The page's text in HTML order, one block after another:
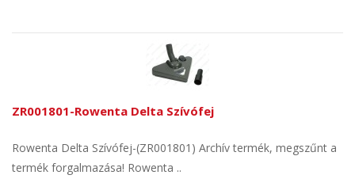
ZR001801-Rowenta Delta Szívófej
Rowenta Delta Szívófej-(ZR001801) Archív termék, megszűnt a
termék forgalmazása! Rowenta ..